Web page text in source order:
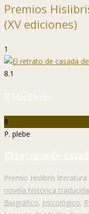
Premios
(XV ediciones)
1
8.1
P. Hislibris
8
P. plebe
El retrato de
Premio Hislibris literatura
novela histórica
Biográfico, psicológico,